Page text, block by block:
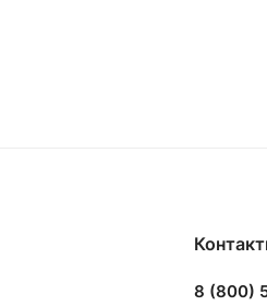
8 (800)